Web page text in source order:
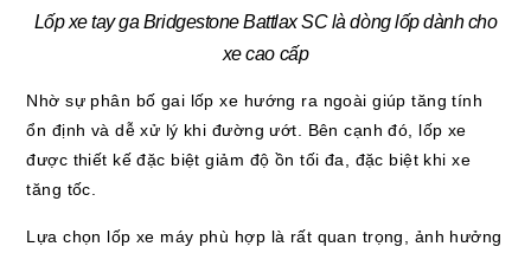
Lốp xe tay ga Bridgestone Battlax SC là dòng lốp dành cho
xe cao cấp
Nhờ sự phân bố gai lốp xe hướng ra ngoài giúp tăng tính
ổn định và dễ xử lý khi đường ướt. Bên cạnh đó, lốp xe
được thiết kế đặc biệt giảm độ ồn tối đa, đặc biệt khi xe
tăng tốc.
Lựa chọn lốp xe máy phù hợp là rất quan trọng, ảnh hưởng